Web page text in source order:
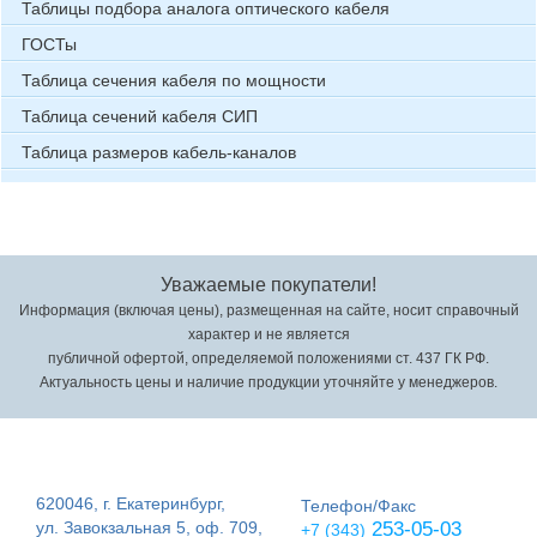
Таблицы подбора аналога оптического кабеля
ГОСТы
Таблица сечения кабеля по мощности
Таблица сечений кабеля СИП
Таблица размеров кабель-каналов
Уважаемые покупатели!
Информация (включая цены), размещенная на сайте, носит справочный
характер и не является
публичной офертой, определяемой положениями ст. 437 ГК РФ.
Актуальность цены и наличие продукции уточняйте у менеджеров.
620046, г. Екатеринбург,
ул. Завокзальная 5, оф. 709,
Телефон/Факс
+7 (343) 253-05-03